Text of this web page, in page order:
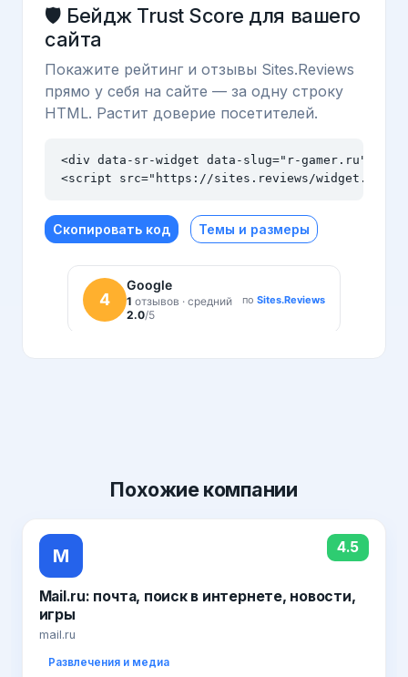
🛡️ Бейдж Trust Score для вашего
сайта
Покажите рейтинг и отзывы Sites.Reviews
прямо у себя на сайте — за одну строку
HTML. Растит доверие посетителей.
<div data-sr-widget data-slug="r-gamer.ru"
<script src="https://sites.reviews/widget.js"
Скопировать код Темы и размеры
Похожиекомпании
M 4.5
Mail.ru: почта, поиск в интернете, новости,
игры
mail.ru
Развлечения и медиа